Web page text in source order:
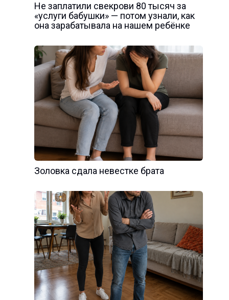
Не заплатили свекрови 80 тысяч за
«услуги бабушки» — потом узнали, как
она зарабатывала на нашем ребёнке
Золовка сдала невестке брата